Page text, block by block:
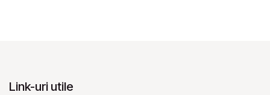
Link-uri utile